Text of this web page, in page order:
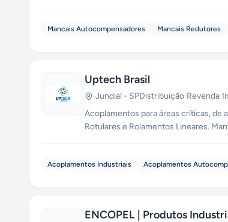
Mancais Autocompensadores Mancais Redutores
Uptech Brasil
Jundiaí- SPDistribuição·Revenda·
Acoplamentos para áreas críticas, de alta precisão! A UPTECH BRASIL é uma Distribuidora
Rotulares e Rolamentos Lineares.
Acoplamentos Industriais Acoplamentos
ENCOPEL | Produtos